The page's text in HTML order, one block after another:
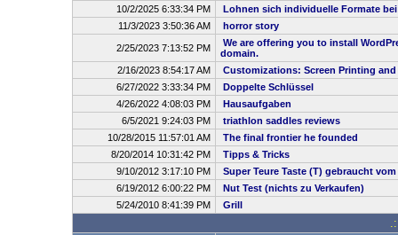
10/2/2025 6:33:34 PM
Lohnen sich individuelle Formate
11/3/2023 3:50:36 AM
horror story
2/25/2023 7:13:52 PM
We are offering you to install
domain.
2/16/2023 8:54:17 AM
Customizations: Screen Printing and
6/27/2022 3:33:34 PM
Doppelte Schlüssel
4/26/2022 4:08:03 PM
Hausaufgaben
6/5/2021 9:24:03 PM
triathlon saddles reviews
10/28/2015 11:57:01 AM
The final frontier he founded
8/20/2014 10:31:42 PM
Tipps & Tricks
9/10/2012 3:17:10 PM
Super Teure Taste (T) gebraucht
6/19/2012 6:00:22 PM
Nut Test (nichts zu Verkaufen)
5/24/2010 8:41:39 PM
Grill